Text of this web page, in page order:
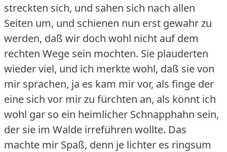
streckten sich, und sahen sich nach allen
Seiten um, und schienen nun erst gewahr zu
werden, daß wir doch wohl nicht auf dem
rechten Wege sein mochten. Sie plauderten
wieder viel, und ich merkte wohl, daß sie von
mir sprachen, ja es kam mir vor, als finge der
eine sich vor mir zu fürchten an, als könnt ich
wohl gar so ein heimlicher Schnapphahn sein,
der sie im Walde irreführen wollte. Das
machte mir Spaß, denn je lichter es ringsum